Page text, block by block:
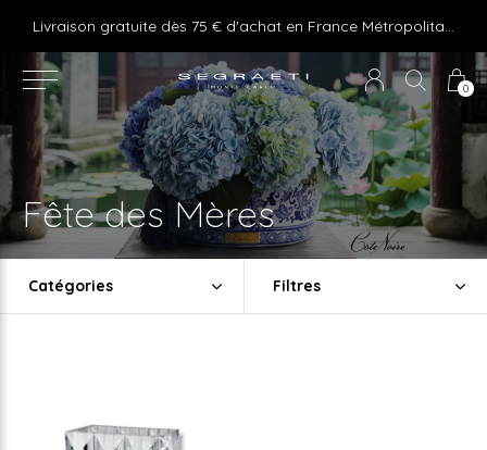
0
Livraison gratuite dès 75 € d'achat en France Métropolitaine et Monaco (hors mobilier)
Fête des Mères
Catégories Filtres